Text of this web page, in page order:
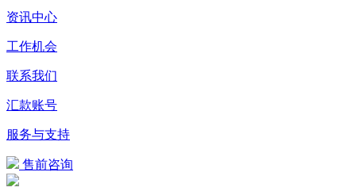
资讯中心
工作机会
联系我们
汇款账号
服务与支持
售前咨询